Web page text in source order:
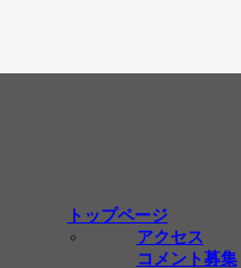
トップページ
アクセス
コメント募集